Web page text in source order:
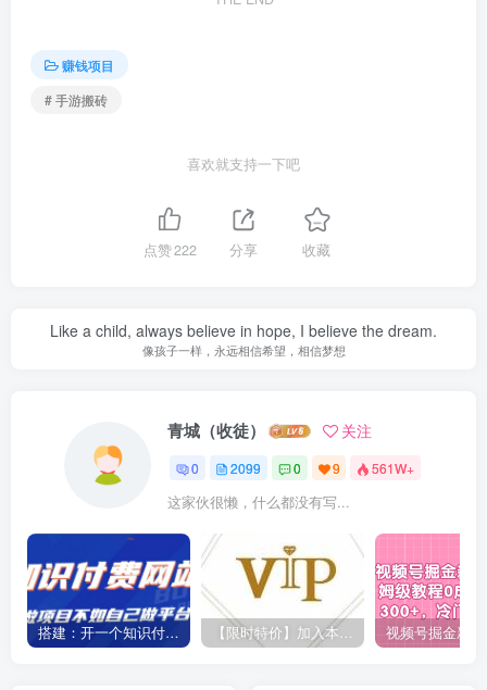
赚钱项目
# 手游搬砖
喜欢就支持一下吧
点赞222 分享 收藏
Like a child, always believe in hope, I believe the dream.
像孩子一样，永远相信希望，相信梦想
青城（收徒） 关注
0 2099 0 9 561W+
这家伙很懒，什么都没有写...
搭建：开一个知识付费资源网站，24小时全自动赚钱！ 【限时特价】加入本站VIP会员，海量最新各大团队网赚内部教程全免费，每天持续更新！